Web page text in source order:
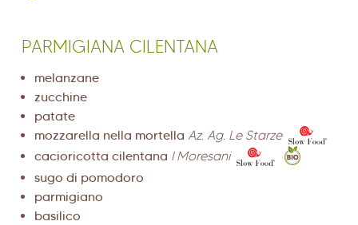
PARMIGIANA CILENTANA
melanzane
zucchine
patate
mozzarella nella mortella Az. Ag. Le Starze
cacioricotta cilentana I Moresani
sugo di pomodoro
parmigiano
basilico